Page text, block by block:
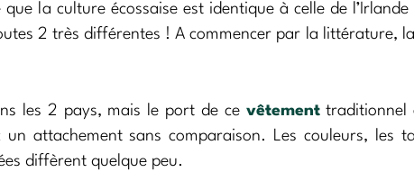
la culture écossaise est identique à celle de
2 très différentes ! A commencer par la littérature,
les 2 pays, mais le port de ce vêtementtraditionnel
un attachement sans comparaison. Les couleurs, les
diffèrent quelque peu.